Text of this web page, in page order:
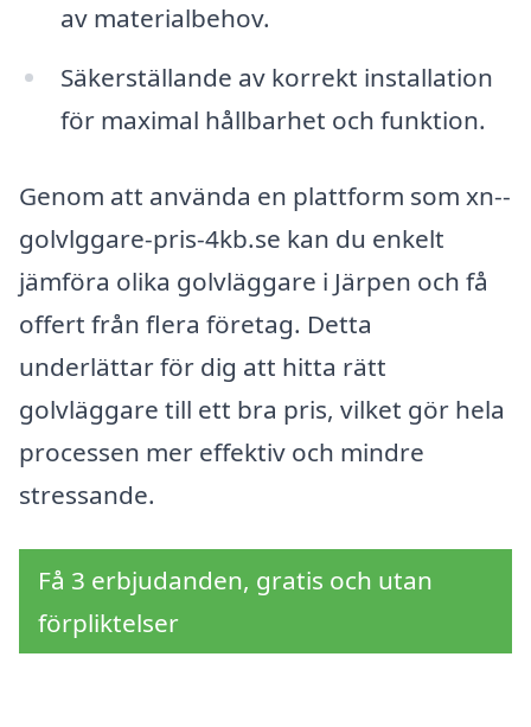
av materialbehov.
Säkerställande av korrekt installation
för maximal hållbarhet och funktion.
Genom att använda en plattform som xn--
golvlggare-pris-4kb.se kan du enkelt
jämföra olika golvläggare i Järpen och få
offert från flera företag. Detta
underlättar för dig att hitta rätt
golvläggare till ett bra pris, vilket gör hela
processen mer effektiv och mindre
stressande.
Få 3 erbjudanden, gratis och utan
förpliktelser